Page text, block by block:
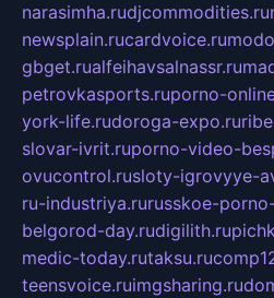
narasimha.rudjcommodities.ru
newsplain.rucardvoice.ru
gbget.rualfeihavsalnassr.ru
petrovkasports.ruporno-
york-life.rudoroga-expo.ru
slovar-ivrit.ruporno-video-
ovucontrol.rusloty-igrovyye-
ru-industriya.rurusskoe-
belgorod-day.rudigilith.ru
medic-today.rutaksu.ru
teensvoice.ruimgsharing.ru